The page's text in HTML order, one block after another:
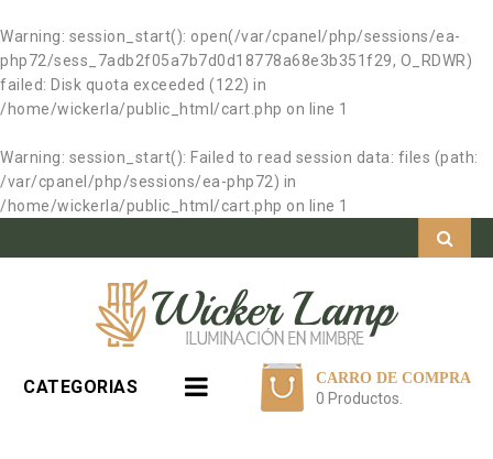
Warning: session_start(): open(/var/cpanel/php/sessions/ea-
php72/sess_7adb2f05a7b7d0d18778a68e3b351f29, O_RDWR)
failed: Disk quota exceeded (122) in
/home/wickerla/public_html/cart.php on line 1
Warning: session_start(): Failed to read session data: files (path:
/var/cpanel/php/sessions/ea-php72) in
/home/wickerla/public_html/cart.php on line 1
CATEGORIAS CARRO DE COMPRA
0 Productos.